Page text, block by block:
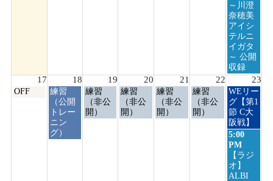
～川澄
奈穂美
アイシ
テルニ
イガタ
～ 公開
収録
17 18 19 20 21 22 23
月
OFF
火
曜
日,
8
月
練習
（公開
トレー
ニン
グ）
水
曜
日,
練習
（非公
開）
木
曜
日,
練習
（非公
開）
金
曜
日,
練習
（非公
開）
土
曜
日,
練習
（非公
開）
日
曜
日,
8
月
23rd
2026
WEリー
グ【第1
節 C大
阪戦】
日
曜
日,
8
月
5:00
PM
【ラジ
オ】
ALBI